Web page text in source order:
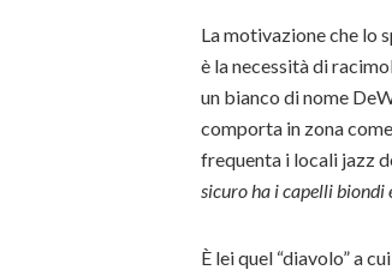
La motivazione che lo
è la necessità di
un bianco di nome
comporta in zona
frequenta i locali jazz
sicuro ha i capelli biondi
È lei quel “diavolo” a